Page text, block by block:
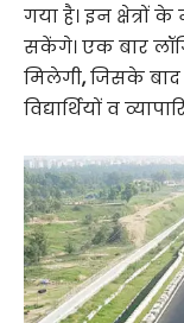
गया है। इन क्षेत्रों
सकेंगे। एक बार
मिलेगी,जिसके बाद
विद्यार्थियों व